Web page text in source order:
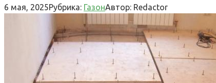
6 мая, 2025Рубрика: ГазонАвтор: Redactor